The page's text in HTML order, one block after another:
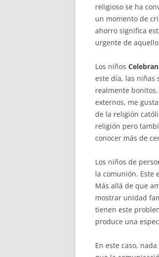
religioso se ha
un momento de
ahorro significa
urgente de
Los niños
este día, las niñas
realmente
externos, me
de la religión
religión pero
conocer más de
Los niños de
la comunión. Este
Más allá de que
mostrar unidad
tienen este
produce una
En este caso,